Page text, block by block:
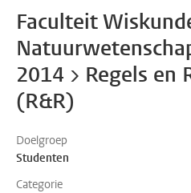
Faculteit
2014 > Regels en
(R&R)
Doelgroep
Studenten
Categorie